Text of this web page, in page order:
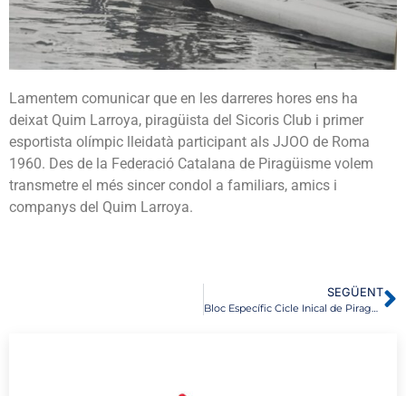
Lamentem comunicar que en les darreres hores ens ha
deixat Quim Larroya, piragüista del Sicoris Club i primer
esportista olímpic lleidatà participant als JJOO de Roma
1960. Des de la Federació Catalana de Piragüisme volem
transmetre el més sincer condol a familiars, amics i
companys del Quim Larroya.
SEGÜENT
Bloc Específic Cicle Inical de Piragüisme